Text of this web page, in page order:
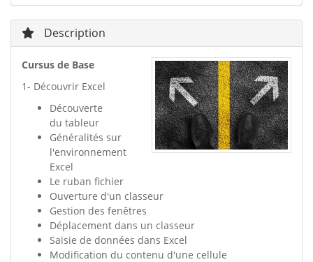
Description
Cursus de Base
1- Découvrir Excel
Découverte
du tableur
Généralités sur
l'environnement
Excel
Le ruban fichier
Ouverture d'un classeur
Gestion des fenêtres
Déplacement dans un classeur
Saisie de données dans Excel
Modification du contenu d'une cellule